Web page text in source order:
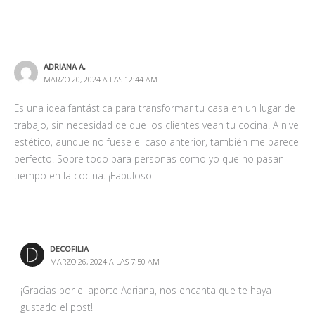
ADRIANA A.
MARZO 20, 2024 A LAS 12:44 AM
Es una idea fantástica para transformar tu casa en un lugar de
trabajo, sin necesidad de que los clientes vean tu cocina. A nivel
estético, aunque no fuese el caso anterior, también me parece
perfecto. Sobre todo para personas como yo que no pasan
tiempo en la cocina. ¡Fabuloso!
DECOFILIA
MARZO 26, 2024 A LAS 7:50 AM
¡Gracias por el aporte Adriana, nos encanta que te haya
gustado el post!